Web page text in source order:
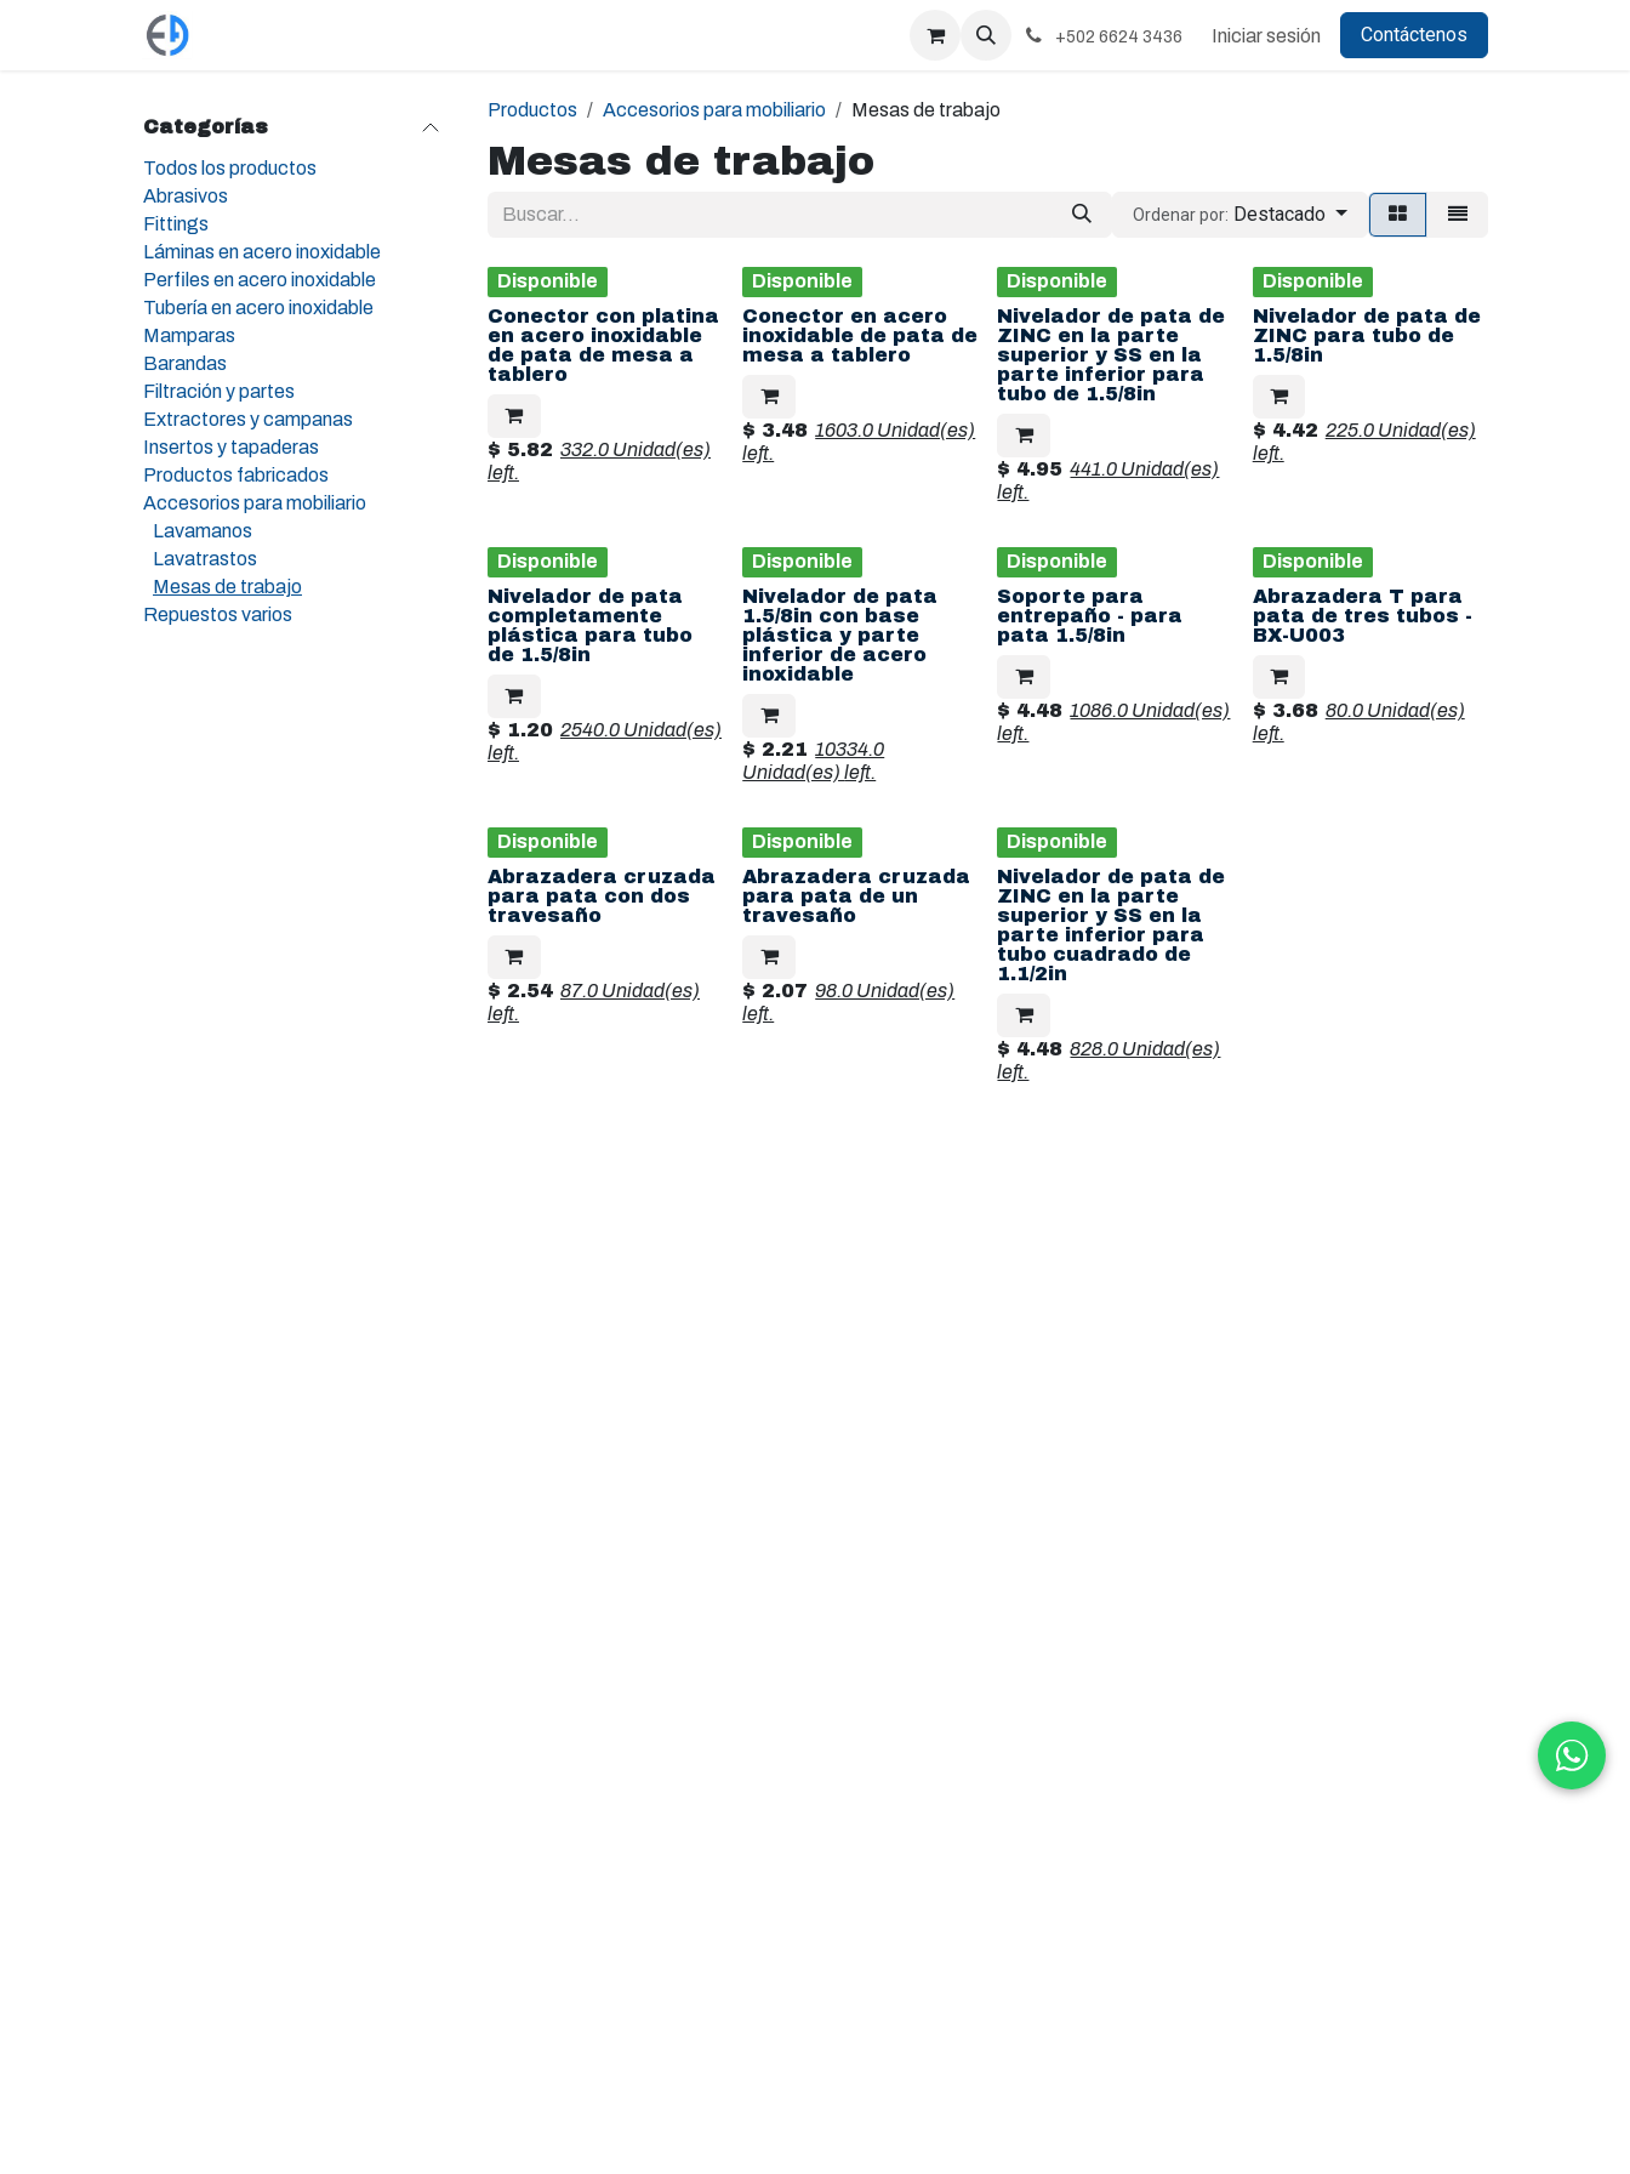
+502 6624 3436 Iniciar sesión Contáctenos
Categorías
Todos los productos
Abrasivos
Fittings
Láminas en acero inoxidable
Perfiles en acero inoxidable
Tubería en acero inoxidable
Mamparas
Barandas
Filtración y partes
Extractores y campanas
Insertos y tapaderas
Productos fabricados
Accesorios para mobiliario
Lavamanos
Lavatrastos
Mesas de trabajo
Repuestos varios
Productos Accesorios para mobiliario Mesas de trabajo
Mesas de trabajo
Ordenar por: Destacado
Disponible
Conector con platina
en acero inoxidable
de pata de mesa a
tablero
$ 5.82 332.0 Unidad(es)
left.
Disponible
Conector en acero
inoxidable de pata de
mesa a tablero
$ 3.48 1603.0 Unidad(es)
left.
Disponible
Nivelador de pata de
ZINC en la parte
superior y SS en la
parte inferior para
tubo de 1.5/8in
$ 4.95 441.0 Unidad(es)
left.
Disponible
Nivelador de pata de
ZINC para tubo de
1.5/8in
$ 4.42 225.0 Unidad(es)
left.
Disponible
Nivelador de pata
completamente
plástica para tubo
de 1.5/8in
$ 1.20 2540.0 Unidad(es)
left.
Disponible
Nivelador de pata
1.5/8in con base
plástica y parte
inferior de acero
inoxidable
$ 2.21 10334.0
Unidad(es)left.
Disponible
Soporte para
entrepaño - para
pata 1.5/8in
$ 4.48 1086.0 Unidad(es)
left.
Disponible
Abrazadera T para
pata de tres tubos -
BX-U003
$ 3.68 80.0 Unidad(es)
left.
Disponible
Abrazadera cruzada
para pata con dos
travesaño
$ 2.54 87.0 Unidad(es)
left.
Disponible
Abrazadera cruzada
para pata de un
travesaño
$ 2.07 98.0 Unidad(es)
left.
Disponible
Nivelador de pata de
ZINC en la parte
superior y SS en la
parte inferior para
tubo cuadrado de
1.1/2in
$ 4.48 828.0 Unidad(es)
left.